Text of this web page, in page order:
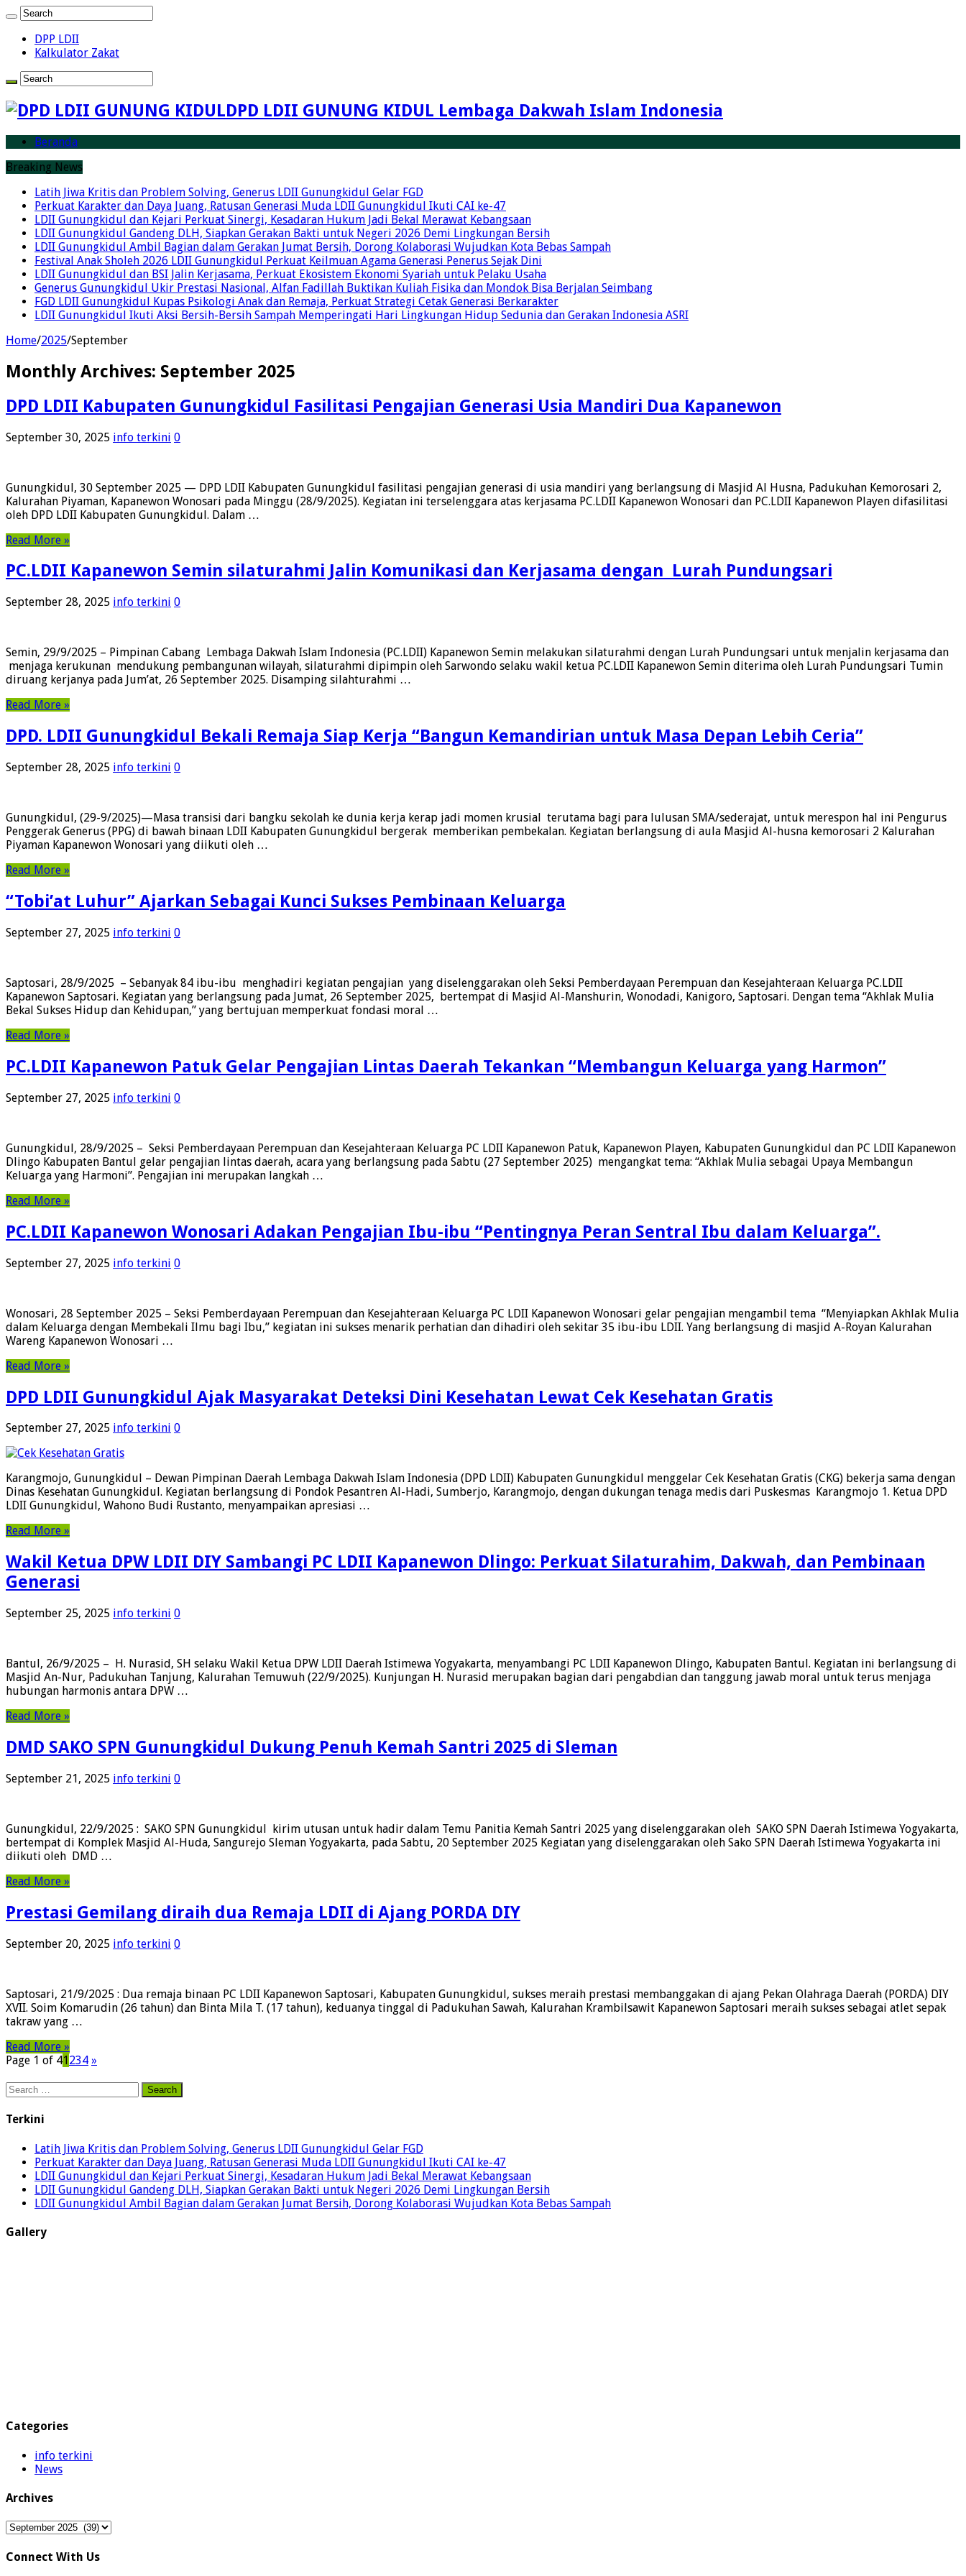
DPP LDII
Kalkulator Zakat
DPD LDII GUNUNG KIDUL Lembaga Dakwah Islam Indonesia
Beranda
Breaking News
Latih Jiwa Kritis dan Problem Solving, Generus LDII Gunungkidul Gelar FGD
Perkuat Karakter dan Daya Juang, Ratusan Generasi Muda LDII Gunungkidul Ikuti CAI ke-47
LDII Gunungkidul dan Kejari Perkuat Sinergi, Kesadaran Hukum Jadi Bekal Merawat Kebangsaan
LDII Gunungkidul Gandeng DLH, Siapkan Gerakan Bakti untuk Negeri 2026 Demi Lingkungan Bersih
LDII Gunungkidul Ambil Bagian dalam Gerakan Jumat Bersih, Dorong Kolaborasi Wujudkan Kota Bebas Sampah
Festival Anak Sholeh 2026 LDII Gunungkidul Perkuat Keilmuan Agama Generasi Penerus Sejak Dini
LDII Gunungkidul dan BSI Jalin Kerjasama, Perkuat Ekosistem Ekonomi Syariah untuk Pelaku Usaha
Generus Gunungkidul Ukir Prestasi Nasional, Alfan Fadillah Buktikan Kuliah Fisika dan Mondok Bisa Berjalan Seimbang
FGD LDII Gunungkidul Kupas Psikologi Anak dan Remaja, Perkuat Strategi Cetak Generasi Berkarakter
LDII Gunungkidul Ikuti Aksi Bersih-Bersih Sampah Memperingati Hari Lingkungan Hidup Sedunia dan Gerakan Indonesia ASRI
Home/2025/September
Monthly Archives: September 2025
DPD LDII Kabupaten Gunungkidul Fasilitasi Pengajian Generasi Usia Mandiri Dua Kapanewon
September 30, 2025 info terkini 0
​Gunungkidul, 30 September 2025 — DPD LDII Kabupaten Gunungkidul fasilitasi pengajian generasi di usia mandiri yang berlangsung di Masjid Al Husna, Padukuhan Kemorosari 2,
Kalurahan Piyaman, Kapanewon Wonosari pada Minggu (28/9/2025). ​Kegiatan ini terselenggara atas kerjasama PC.LDII Kapanewon Wonosari dan PC.LDII Kapanewon Playen difasilitasi
oleh DPD LDII Kabupaten Gunungkidul. ​​Dalam …
Read More »
PC.LDII Kapanewon Semin silaturahmi Jalin Komunikasi dan Kerjasama dengan Lurah ‎Pundungsari
September 28, 2025 info terkini 0
Semin, 29/9/2025 – Pimpinan Cabang Lembaga Dakwah Islam Indonesia (PC.LDII) Kapanewon Semin melakukan silaturahmi dengan Lurah Pundungsari untuk menjalin kerjasama dan
menjaga kerukunan mendukung pembangunan wilayah, silaturahmi dipimpin oleh Sarwondo selaku wakil ketua PC.LDII Kapanewon Semin diterima oleh Lurah Pundungsari Tumin
diruang kerjanya pada Jum’at, 26 September 2025. Disamping silahturahmi …
Read More »
DPD. LDII Gunungkidul Bekali Remaja Siap Kerja “Bangun Kemandirian untuk Masa Depan Lebih Ceria”
September 28, 2025 info terkini 0
Gunungkidul, (29-9/2025)—Masa transisi dari bangku sekolah ke dunia kerja kerap jadi momen krusial terutama bagi para lulusan SMA/sederajat, untuk merespon hal ini Pengurus
Penggerak Generus (PPG) di bawah binaan LDII Kabupaten Gunungkidul bergerak memberikan pembekalan. Kegiatan berlangsung di aula Masjid Al-husna kemorosari 2 Kalurahan
Piyaman Kapanewon Wonosari yang diikuti oleh …
Read More »
“Tobi’at Luhur” Ajarkan Sebagai Kunci Sukses Pembinaan Keluarga
September 27, 2025 info terkini 0
Saptosari, 28/9/2025 – Sebanyak 84 ibu-ibu menghadiri kegiatan pengajian yang diselenggarakan oleh Seksi Pemberdayaan Perempuan dan Kesejahteraan Keluarga PC.LDII
Kapanewon Saptosari. Kegiatan yang berlangsung pada Jumat, 26 September 2025, bertempat di Masjid Al-Manshurin, Wonodadi, Kanigoro, Saptosari. Dengan tema “Akhlak Mulia
Bekal Sukses Hidup dan Kehidupan,” yang bertujuan memperkuat fondasi moral …
Read More »
PC.LDII Kapanewon Patuk Gelar Pengajian Lintas Daerah Tekankan “Membangun Keluarga yang Harmon”
September 27, 2025 info terkini 0
Gunungkidul, 28/9/2025 – Seksi Pemberdayaan Perempuan dan Kesejahteraan Keluarga PC LDII Kapanewon Patuk, Kapanewon Playen, Kabupaten Gunungkidul dan PC LDII Kapanewon
Dlingo Kabupaten Bantul gelar pengajian lintas daerah, acara yang berlangsung pada Sabtu (27 September 2025) mengangkat tema: “Akhlak Mulia sebagai Upaya Membangun
Keluarga yang Harmoni”. Pengajian ini merupakan langkah …
Read More »
PC.LDII Kapanewon Wonosari Adakan Pengajian Ibu-ibu “Pentingnya Peran Sentral Ibu dalam Keluarga”.
September 27, 2025 info terkini 0
Wonosari, 28 September 2025 – Seksi Pemberdayaan Perempuan dan Kesejahteraan Keluarga PC LDII Kapanewon Wonosari gelar pengajian mengambil tema “Menyiapkan Akhlak Mulia
dalam Keluarga dengan Membekali Ilmu bagi Ibu,” kegiatan ini sukses menarik perhatian dan dihadiri oleh sekitar 35 ibu-ibu LDII. Yang berlangsung di masjid A-Royan Kalurahan
Wareng Kapanewon Wonosari …
Read More »
DPD LDII Gunungkidul Ajak Masyarakat Deteksi Dini Kesehatan Lewat Cek Kesehatan Gratis
September 27, 2025 info terkini 0
Karangmojo, Gunungkidul – Dewan Pimpinan Daerah Lembaga Dakwah Islam Indonesia (DPD LDII) Kabupaten Gunungkidul menggelar Cek Kesehatan Gratis (CKG) bekerja sama dengan
Dinas Kesehatan Gunungkidul. Kegiatan berlangsung di Pondok Pesantren Al-Hadi, Sumberjo, Karangmojo, dengan dukungan tenaga medis dari Puskesmas Karangmojo 1. Ketua DPD
LDII Gunungkidul, Wahono Budi Rustanto, menyampaikan apresiasi …
Read More »
Wakil Ketua DPW LDII DIY Sambangi PC LDII Kapanewon Dlingo: Perkuat Silaturahim, Dakwah, dan Pembinaan
Generasi
September 25, 2025 info terkini 0
Bantul, 26/9/2025 – H. Nurasid, SH selaku Wakil Ketua DPW LDII Daerah Istimewa Yogyakarta, menyambangi PC LDII Kapanewon Dlingo, Kabupaten Bantul. Kegiatan ini berlangsung di
Masjid An-Nur, Padukuhan Tanjung, Kalurahan Temuwuh (22/9/2025). Kunjungan H. Nurasid merupakan bagian dari pengabdian dan tanggung jawab moral untuk terus menjaga
hubungan harmonis antara DPW …
Read More »
DMD SAKO SPN Gunungkidul Dukung Penuh Kemah Santri 2025 di Sleman
September 21, 2025 info terkini 0
Gunungkidul, 22/9/2025 : SAKO SPN Gunungkidul kirim utusan untuk hadir dalam Temu Panitia Kemah Santri 2025 yang diselenggarakan oleh SAKO SPN Daerah Istimewa Yogyakarta,
bertempat di Komplek Masjid Al-Huda, Sangurejo Sleman Yogyakarta, pada Sabtu, 20 September 2025 Kegiatan yang diselenggarakan oleh Sako SPN Daerah Istimewa Yogyakarta ini
diikuti oleh DMD …
Read More »
Prestasi Gemilang diraih dua Remaja LDII di Ajang PORDA DIY
September 20, 2025 info terkini 0
Saptosari, 21/9/2025 : Dua remaja binaan PC LDII Kapanewon Saptosari, Kabupaten Gunungkidul, sukses meraih prestasi membanggakan di ajang Pekan Olahraga Daerah (PORDA) DIY
XVII. Soim Komarudin (26 tahun) dan Binta Mila T. (17 tahun), keduanya tinggal di Padukuhan Sawah, Kalurahan Krambilsawit Kapanewon Saptosari meraih sukses sebagai atlet sepak
takraw yang …
Read More »
Page 1 of 41234 »
Search
for:
Terkini
Latih Jiwa Kritis dan Problem Solving, Generus LDII Gunungkidul Gelar FGD
Perkuat Karakter dan Daya Juang, Ratusan Generasi Muda LDII Gunungkidul Ikuti CAI ke-47
LDII Gunungkidul dan Kejari Perkuat Sinergi, Kesadaran Hukum Jadi Bekal Merawat Kebangsaan
LDII Gunungkidul Gandeng DLH, Siapkan Gerakan Bakti untuk Negeri 2026 Demi Lingkungan Bersih
LDII Gunungkidul Ambil Bagian dalam Gerakan Jumat Bersih, Dorong Kolaborasi Wujudkan Kota Bebas Sampah
Gallery
Categories
info terkini
News
Archives
Archives
Connect With Us